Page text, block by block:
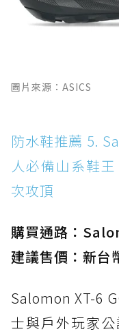
圖片來源：ASICS
防水鞋推薦 5.
人必備山系鞋
次攻頂
購買通路：
建議售價：新台
Salomon XT-6
士與戶外玩家